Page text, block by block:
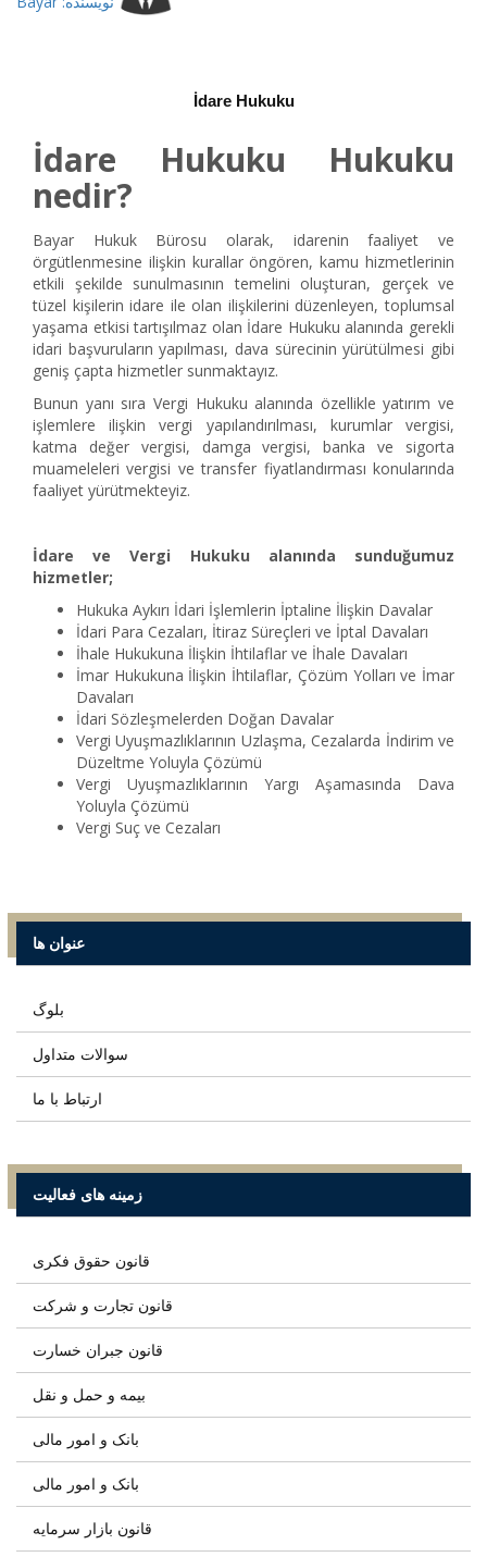
İdare Hukuku
İdare Hukuku Hukuku
nedir?
Bayar Hukuk Bürosu olarak, idarenin faaliyet ve
örgütlenmesine ilişkin kurallar öngören, kamu hizmetlerinin
etkili şekilde sunulmasının temelini oluşturan, gerçek ve
tüzel kişilerin idare ile olan ilişkilerini düzenleyen, toplumsal
yaşama etkisi tartışılmaz olan İdare Hukuku alanında gerekli
idari başvuruların yapılması, dava sürecinin yürütülmesi gibi
geniş çapta hizmetler sunmaktayız.
Bunun yanı sıra Vergi Hukuku alanında özellikle yatırım ve
işlemlere ilişkin vergi yapılandırılması, kurumlar vergisi,
katma değer vergisi, damga vergisi, banka ve sigorta
muameleleri vergisi ve transfer fiyatlandırması konularında
faaliyet yürütmekteyiz.
İdare ve Vergi Hukuku alanında sunduğumuz
hizmetler;
Hukuka Aykırı İdari İşlemlerin İptaline İlişkin Davalar
İdari Para Cezaları, İtiraz Süreçleri ve İptal Davaları
İhale Hukukuna İlişkin İhtilaflar ve İhale Davaları
İmar Hukukuna İlişkin İhtilaflar, Çözüm Yolları ve İmar
Davaları
İdari Sözleşmelerden Doğan Davalar
Vergi Uyuşmazlıklarının Uzlaşma, Cezalarda İndirim ve
Düzeltme Yoluyla Çözümü
Vergi Uyuşmazlıklarının Yargı Aşamasında Dava
Yoluyla Çözümü
Vergi Suç ve Cezaları
عنوان ها
بلوگ
سوالات متداول
ارتباط با ما
زمینه های فعالیت
قانون حقوق فکری
قانون تجارت و شرکت
قانون جبران خسارت
بیمه و حمل و نقل
بانک و امور مالی
بانک و امور مالی
قانون بازار سرمایه